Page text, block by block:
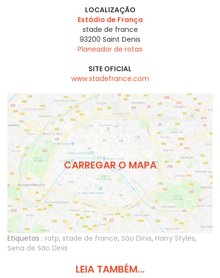
LOCALIZAÇÃO
Estádio de França
stade de france
93200 Saint Denis
Planeador de rotas
SITE OFICIAL
www.stadefrance.com
CARREGAR O MAPA
Etiquetas : ratp, stade de france, São Dinis, Harry Styles,
Sena de São Dinis
LEIA TAMBÉM...